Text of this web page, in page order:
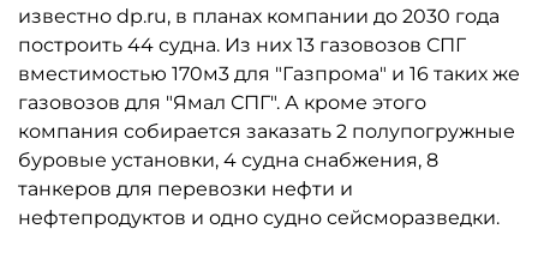
известно dp.ru, в планах компании до 2030 года
построить 44 судна. Из них 13 газовозов СПГ
вместимостью 170м3 для "Газпрома" и 16 таких же
газовозов для "Ямал СПГ". А кроме этого
компания собирается заказать 2 полупогружные
буровые установки, 4 судна снабжения, 8
танкеров для перевозки нефти и
нефтепродуктов и одно судно сейсморазведки.